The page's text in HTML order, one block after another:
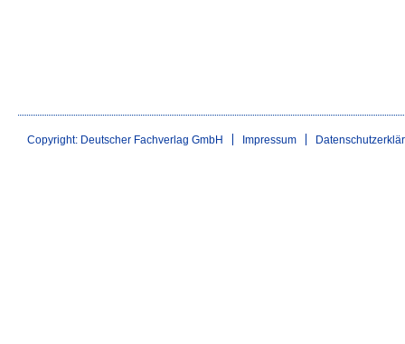
Copyright: Deutscher Fachverlag GmbH Impressum